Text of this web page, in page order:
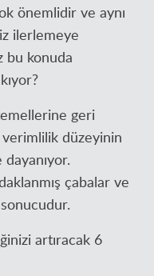
önemlidir ve aynı
ilerlemeye
bu konuda
geri
düzeyinin
çabalar ve
sonucudur.
artıracak 6